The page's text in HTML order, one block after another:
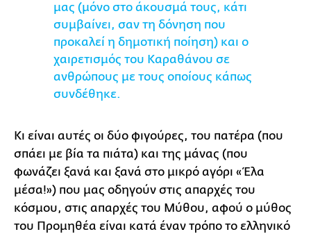
μας (μόνο στο άκουσμά τους, κάτι
συμβαίνει, σαν τη δόνηση που
προκαλεί η δημοτική ποίηση) και ο
χαιρετισμός του Καραθάνου σε
ανθρώπους με τους οποίους κάπως
συνδέθηκε.
Κι είναι αυτές οι δύο φιγούρες, του πατέρα (που
σπάει με βία τα πιάτα) και της μάνας (που
φωνάζει ξανά και ξανά στο μικρό αγόρι «Έλα
μέσα!») που μας οδηγούν στις απαρχές του
κόσμου, στις απαρχές του Μύθου, αφού ο μύθος
του Προμηθέα είναι κατά έναν τρόπο το ελληνικό